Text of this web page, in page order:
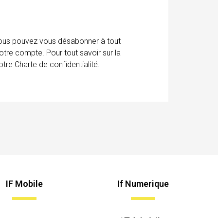
pouvez vous désabonner à tout
compte. Pour tout savoir sur la
Charte de confidentialité.
IF Mobile If Numerique